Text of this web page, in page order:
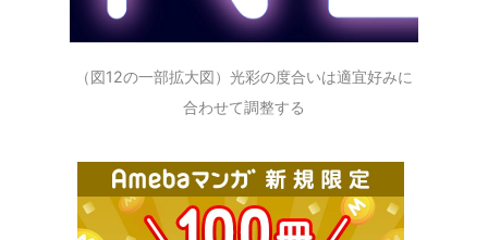
（図12の一部拡大図）光彩の度合いは適宜好みに
合わせて調整する